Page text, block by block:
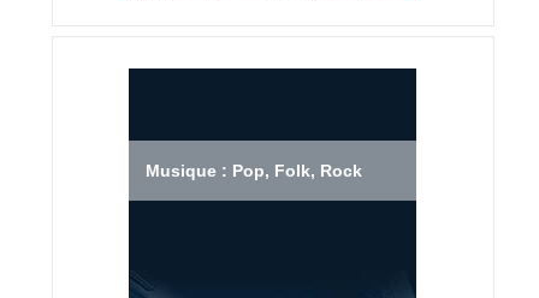
Musique : Pop, Folk, Rock